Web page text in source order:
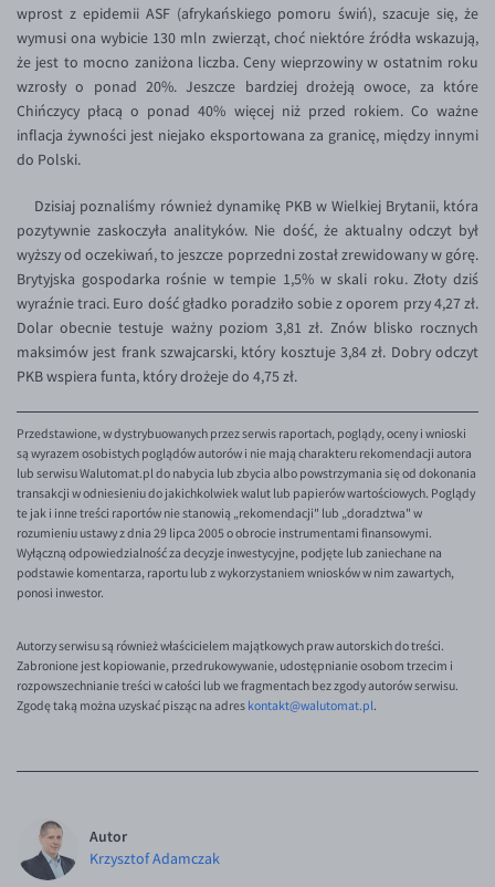
EUR/RON
EUR/SGD
EUR/TRY
EUR/ZAR
GBP/USD
USD/CHF
GBP/CHF
wprost z epidemii ASF (afrykańskiego pomoru świń), szacuje się, że
wymusi ona wybicie 130 mln zwierząt, choć niektóre źródła wskazują,
że jest to mocno zaniżona liczba. Ceny wieprzowiny w ostatnim roku
wzrosły o ponad 20%. Jeszcze bardziej drożeją owoce, za które
Chińczycy płacą o ponad 40% więcej niż przed rokiem. Co ważne
inflacja żywności jest niejako eksportowana za granicę, między innymi
do Polski.
Dzisiaj poznaliśmy również dynamikę PKB w Wielkiej Brytanii, która
pozytywnie zaskoczyła analityków. Nie dość, że aktualny odczyt był
wyższy od oczekiwań, to jeszcze poprzedni został zrewidowany w górę.
Brytyjska gospodarka rośnie w tempie 1,5% w skali roku. Złoty dziś
wyraźnie traci. Euro dość gładko poradziło sobie z oporem przy 4,27 zł.
Dolar obecnie testuje ważny poziom 3,81 zł. Znów blisko rocznych
maksimów jest frank szwajcarski, który kosztuje 3,84 zł. Dobry odczyt
PKB wspiera funta, który drożeje do 4,75 zł.
Przedstawione, w dystrybuowanych przez serwis raportach, poglądy, oceny i wnioski
są wyrazem osobistych poglądów autorów i nie mają charakteru rekomendacji autora
lub serwisu Walutomat.pl do nabycia lub zbycia albo powstrzymania się od dokonania
transakcji w odniesieniu do jakichkolwiek walut lub papierów wartościowych. Poglądy
te jak i inne treści raportów nie stanowią „rekomendacji" lub „doradztwa" w
rozumieniu ustawy z dnia 29 lipca 2005 o obrocie instrumentami finansowymi.
Wyłączną odpowiedzialność za decyzje inwestycyjne, podjęte lub zaniechane na
podstawie komentarza, raportu lub z wykorzystaniem wniosków w nim zawartych,
ponosi inwestor.
Autorzy serwisu są również właścicielem majątkowych praw autorskich do treści.
Zabronione jest kopiowanie, przedrukowywanie, udostępnianie osobom trzecim i
rozpowszechnianie treści w całości lub we fragmentach bez zgody autorów serwisu.
Zgodę taką można uzyskać pisząc na adres kontakt@walutomat.pl.
Autor
Krzysztof Adamczak